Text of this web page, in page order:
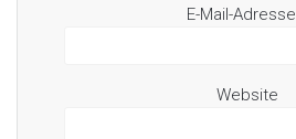
E-Mail-Adresse
Website